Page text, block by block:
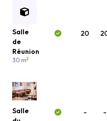
Salle
de
Réunion
30 m2
20
Salle
- -